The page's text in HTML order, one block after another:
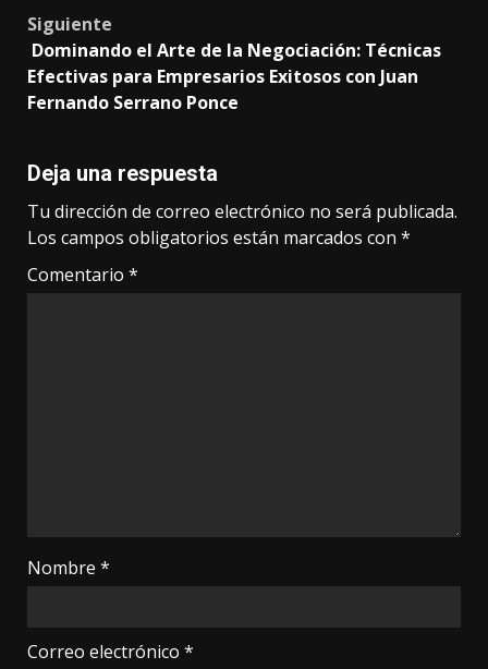
Siguiente
Dominando el Arte de la Negociación: Técnicas
Efectivas para Empresarios Exitosos con Juan
Fernando Serrano Ponce
Deja una respuesta
Tu dirección de correo electrónico no será publicada.
Los campos obligatorios están marcados con *
Comentario *
Nombre *
Correo electrónico *